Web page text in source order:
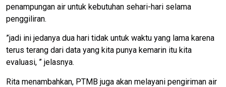
penampungan air untuk kebutuhan sehari-hari selama
penggiliran.
”jadi ini jedanya dua hari tidak untuk waktu yang lama karena
terus terang dari data yang kita punya kemarin itu kita
evaluasi, ” jelasnya.
Rita menambahkan, PTMB juga akan melayani pengiriman air